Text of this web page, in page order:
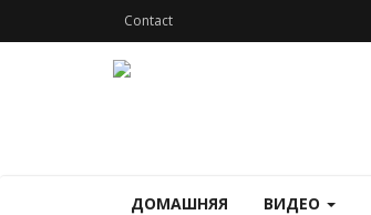
Contact
ДОМАШНЯЯ ВИДЕО